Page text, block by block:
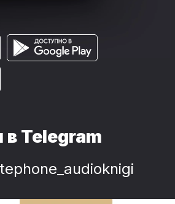
Telegram